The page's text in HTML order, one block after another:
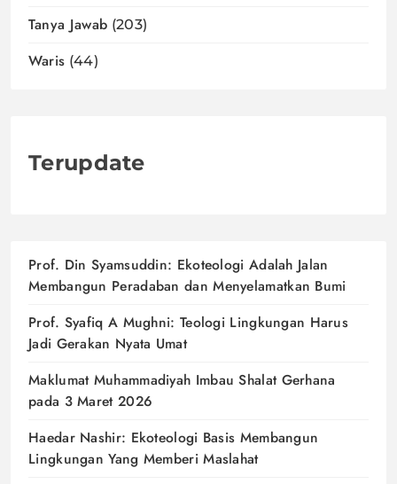
Tanya Jawab (203)
Waris (44)
Terupdate
Prof. Din Syamsuddin: Ekoteologi Adalah Jalan
Membangun Peradaban dan Menyelamatkan Bumi
Prof. Syafiq A Mughni: Teologi Lingkungan Harus
Jadi Gerakan Nyata Umat
Maklumat Muhammadiyah Imbau Shalat Gerhana
pada 3 Maret 2026
Haedar Nashir: Ekoteologi Basis Membangun
Lingkungan Yang Memberi Maslahat